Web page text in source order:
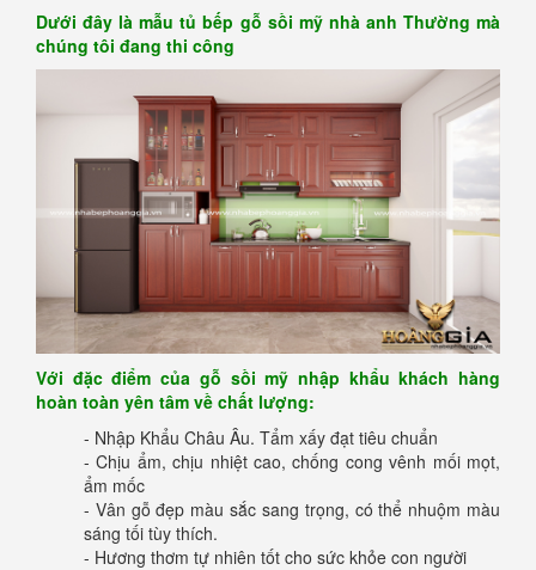
Dưới đây là mẫu tủ bếp gỗ sồi mỹ nhà anh Thường mà
chúng tôi đang thi công
Với đặc điểm của gỗ sồi mỹ nhập khẩu khách hàng
hoàn toàn yên tâm về chất lượng:
- Nhập Khẩu Châu Âu. Tẩm xấy đạt tiêu chuẩn
- Chịu ẩm, chịu nhiệt cao, chống cong vênh mối mọt,
ẩm mốc
- Vân gỗ đẹp màu sắc sang trọng, có thể nhuộm màu
sáng tối tùy thích.
- Hương thơm tự nhiên tốt cho sức khỏe con người